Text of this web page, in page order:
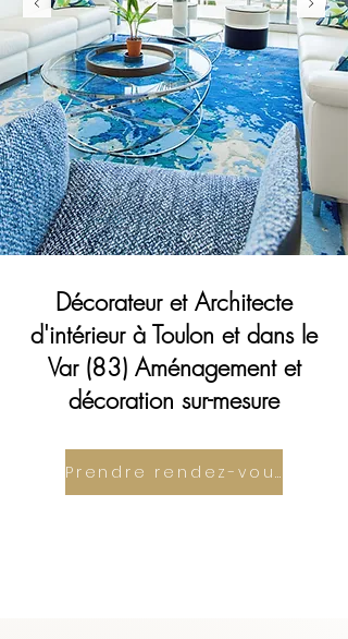
Décorateur et Architecte
d'intérieur à Toulon et dans le
Var (83) Aménagement et
décoration sur-mesure
Prendre rendez-vous